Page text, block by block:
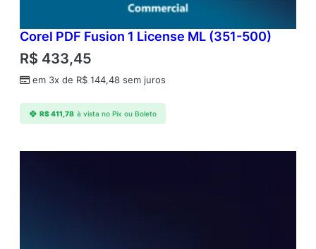
Corel PDF Fusion 1 License ML (351-500)
R$ 433,45
em 3x de R$ 144,48 sem juros
R$411,78 à vista no Pix ou Boleto